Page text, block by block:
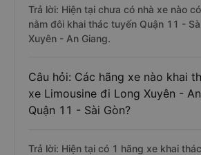
Trả lời: Hiện tại chưa có nhà xe nào
nằm đôi khai thác tuyến Quận 11 -
Xuyên - An Giang.
Câu hỏi: Các hãng xe nào khai
xe Limousine đi Long Xuyên -
Quận 11 - Sài Gòn?
Trả lời: Hiện tại có 1 hãng xe khai